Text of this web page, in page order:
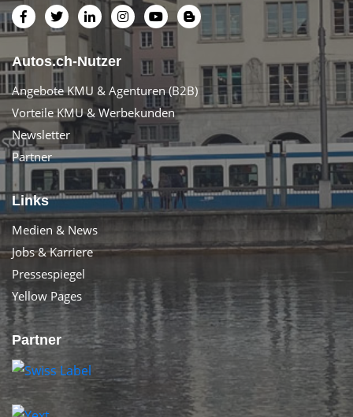
Autos.ch-Nutzer
Angebote KMU & Agenturen (B2B)
Vorteile KMU & Werbekunden
Newsletter
Partner
Links
Medien & News
Jobs & Karriere
Pressespiegel
Yellow Pages
Partner